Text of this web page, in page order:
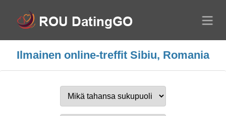
Ilmainen online-treffit Sibiu, Romania